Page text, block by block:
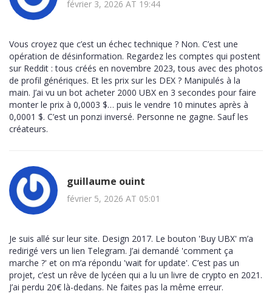
février 3, 2026 AT 19:44
Vous croyez que c’est un échec technique ? Non. C’est une
opération de désinformation. Regardez les comptes qui postent
sur Reddit : tous créés en novembre 2023, tous avec des photos
de profil génériques. Et les prix sur les DEX ? Manipulés à la
main. J’ai vu un bot acheter 2000 UBX en 3 secondes pour faire
monter le prix à 0,0003 $… puis le vendre 10 minutes après à
0,0001 $. C’est un ponzi inversé. Personne ne gagne. Sauf les
créateurs.
guillaume ouint
février 5, 2026 AT 05:01
Je suis allé sur leur site. Design 2017. Le bouton 'Buy UBX' m’a
redirigé vers un lien Telegram. J’ai demandé 'comment ça
marche ?' et on m’a répondu 'wait for update'. C’est pas un
projet, c’est un rêve de lycéen qui a lu un livre de crypto en 2021.
J’ai perdu 20€ là-dedans. Ne faites pas la même erreur.